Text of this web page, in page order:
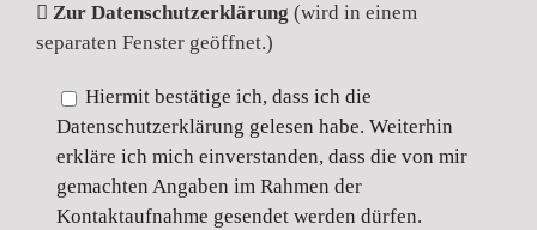
Zur Datenschutzerklärung (wird in einem
separaten Fenster geöffnet.)
Hiermit bestätige ich, dass ich die
Datenschutzerklärung gelesen habe. Weiterhin
erkläre ich mich einverstanden, dass die von mir
gemachten Angaben im Rahmen der
Kontaktaufnahme gesendet werden dürfen.